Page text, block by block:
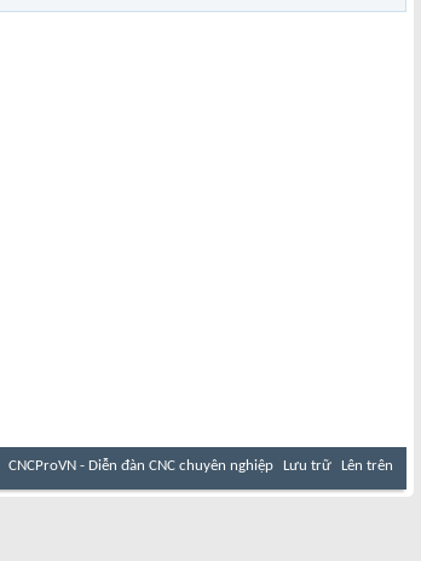
CNCProVN - Diễn đàn CNC chuyên nghiệp Lưu trữ Lên trên